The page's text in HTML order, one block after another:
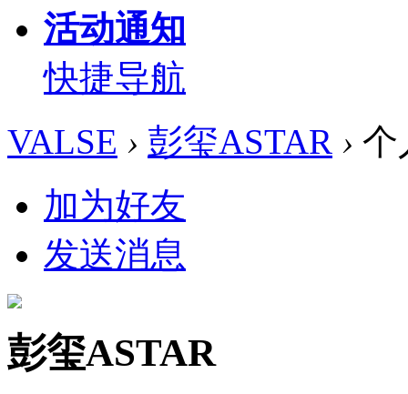
活动通知
快捷导航
VALSE › 彭玺ASTAR › 个
加为好友
发送消息
彭玺ASTAR